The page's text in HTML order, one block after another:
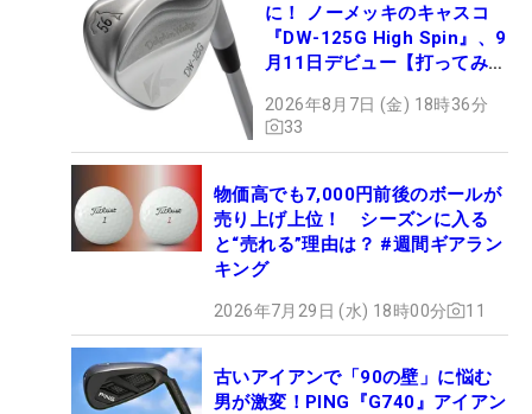
に！ ノーメッキのキャスコ
『DW-125G High Spin』、9
月11日デビュー【打ってみ
2026年8月7日 (金) 18時36分
33
物価高でも7,000円前後のボールが
売り上げ上位！ シーズンに入る
と“売れる”理由は？ #週間ギアラン
キング
2026年7月29日 (水) 18時00分 11
古いアイアンで「90の壁」に悩む
男が激変！PING『G740』アイアン